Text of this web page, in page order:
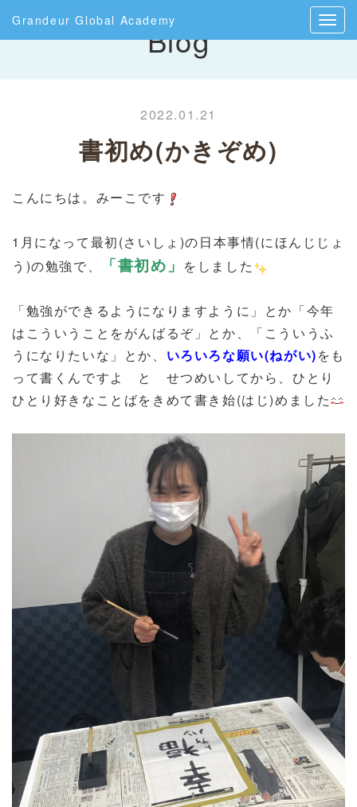
Grandeur Global AcademyBlog
2022.01.21
書初め(かきぞめ)
こんにちは。みーこです
1月になって最初(さいしょ)の日本事情(にほんじじょ
う)の勉強で、
「書初め」 をしました
「勉強ができるようになりますように」とか「今年
はこういうことをがんばるぞ」とか、「こういうふ
うになりたいな」とか、 いろいろな願い(ねがい)をも
って書くんですよ と せつめいしてから、ひとり
ひとり好きなことばをきめて書き始(はじ)めました